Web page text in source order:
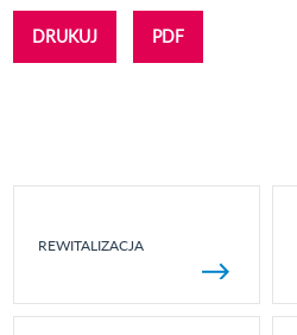
DRUKUJ PDF
REWITALIZACJA